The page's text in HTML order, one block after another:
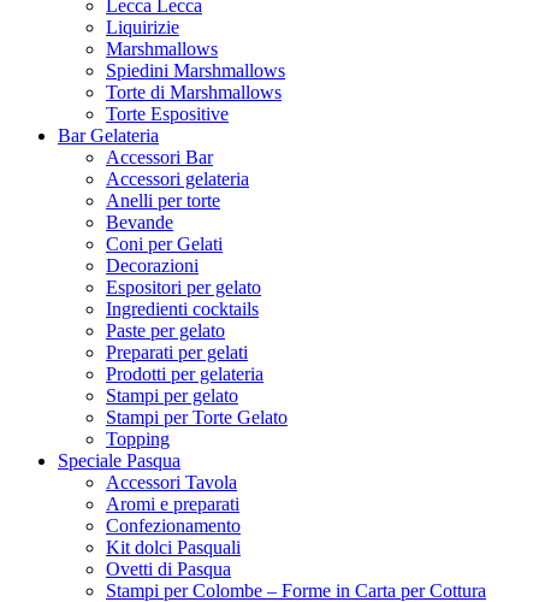
Lecca Lecca
Liquirizie
Marshmallows
Spiedini Marshmallows
Torte di Marshmallows
Torte Espositive
Bar Gelateria
Accessori Bar
Accessori gelateria
Anelli per torte
Bevande
Coni per Gelati
Decorazioni
Espositori per gelato
Ingredienti cocktails
Paste per gelato
Preparati per gelati
Prodotti per gelateria
Stampi per gelato
Stampi per Torte Gelato
Topping
Speciale Pasqua
Accessori Tavola
Aromi e preparati
Confezionamento
Kit dolci Pasquali
Ovetti di Pasqua
Stampi per Colombe – Forme in Carta per Cottura